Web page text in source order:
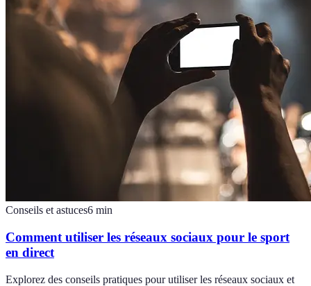
Conseils et astuces6 min
Comment utiliser les réseaux sociaux pour le sport
en direct
Explorez des conseils pratiques pour utiliser les réseaux sociaux et